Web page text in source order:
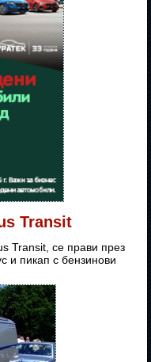
Transit
Transit, се прави през
и пикап с бензинови